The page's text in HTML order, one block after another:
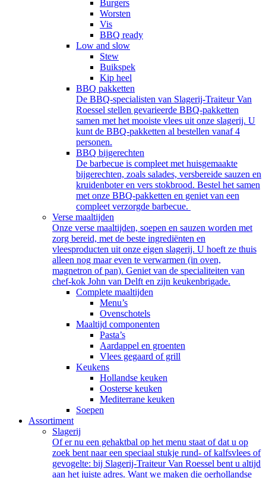
Burgers
Worsten
Vis
BBQ ready
Low and slow
Stew
Buikspek
Kip heel
BBQ pakketten
De BBQ-specialisten van Slagerij-Traiteur Van
Roessel stellen gevarieerde BBQ-pakketten
samen met het mooiste vlees uit onze slagerij. U
kunt de BBQ-pakketten al bestellen vanaf 4
personen.
BBQ bijgerechten
De barbecue is compleet met huisgemaakte
bijgerechten, zoals salades, versbereide sauzen en
kruidenboter en vers stokbrood. Bestel het samen
met onze BBQ-pakketten en geniet van een
compleet verzorgde barbecue.
Verse maaltijden
Onze verse maaltijden, soepen en sauzen worden met
zorg bereid, met de beste ingrediënten en
vleesproducten uit onze eigen slagerij. U hoeft ze thuis
alleen nog maar even te verwarmen (in oven,
magnetron of pan). Geniet van de specialiteiten van
chef-kok John van Delft en zijn keukenbrigade.
Complete maaltijden
Menu’s
Ovenschotels
Maaltijd componenten
Pasta’s
Aardappel en groenten
Vlees gegaard of grill
Keukens
Hollandse keuken
Oosterse keuken
Mediterrane keuken
Soepen
Assortiment
Slagerij
Of er nu een gehaktbal op het menu staat of dat u op
zoek bent naar een speciaal stukje rund- of kalfsvlees of
gevogelte: bij Slagerij-Traiteur Van Roessel bent u altijd
aan het juiste adres. Want we maken die oerhollandse